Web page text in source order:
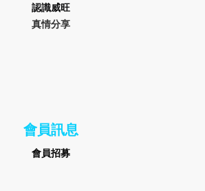
認識威旺
真情分享
會員訊息
會員招募